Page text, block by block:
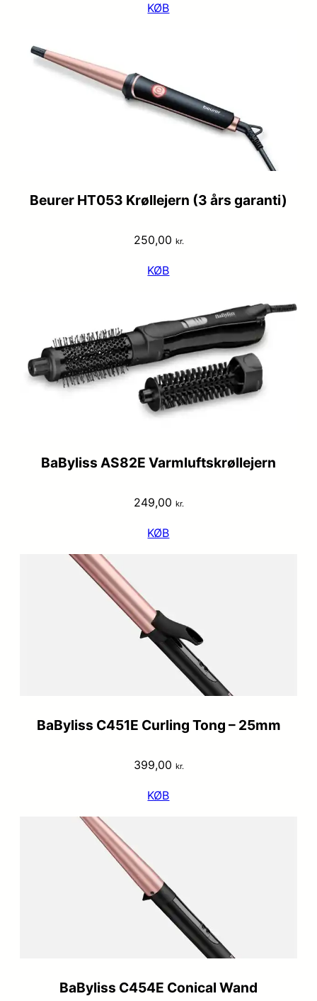
KØB
Beurer HT053 Krøllejern (3 års garanti)
250,00 kr.
KØB
BaByliss AS82E Varmluftskrøllejern
249,00 kr.
KØB
BaByliss C451E Curling Tong – 25mm
399,00 kr.
KØB
BaByliss C454E Conical Wand